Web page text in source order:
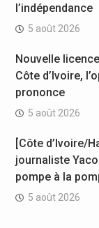
l’indépendance
5 août 2026
Nouvelle
Côte d’Ivoire,
prononce
5 août 2026
[Côte d’Ivoire/
journaliste
pompe à la
5 août 2026